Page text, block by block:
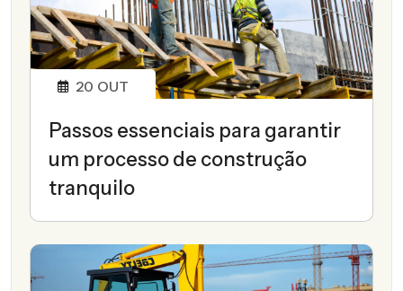
20 OUT
Passos essenciais para garantir
um processo de construção
tranquilo